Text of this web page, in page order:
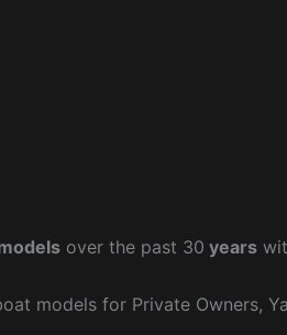
over the past 30 years
models for Private Owners,